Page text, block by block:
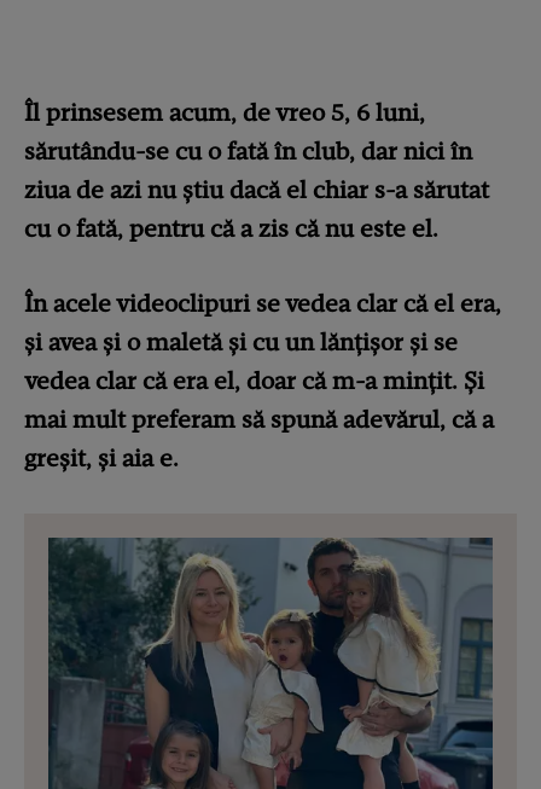
Îl prinsesem acum, de vreo 5, 6 luni,
sărutându-se cu o fată în club, dar nici în
ziua de azi nu știu dacă el chiar s-a sărutat
cu o fată, pentru că a zis că nu este el.
În acele videoclipuri se vedea clar că el era,
și avea și o maletă și cu un lănțișor și se
vedea clar că era el, doar că m-a mințit. Și
mai mult preferam să spună adevărul, că a
greșit, și aia e.